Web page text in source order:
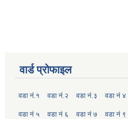
वार्ड प्रोफाइल
वडा नं.१ वडा नं.२ वडा नं.३ वडा नं ४
वडा नं ५ वडा नं ६ वडा नं ७ वडा नं ९